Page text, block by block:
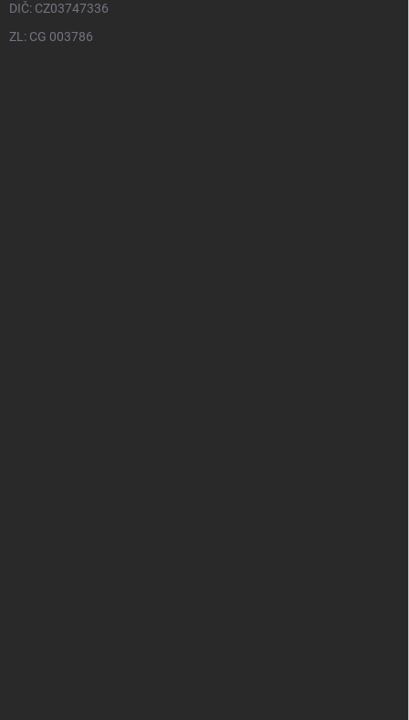
DIČ: CZ03747336
ZL: CG 003786